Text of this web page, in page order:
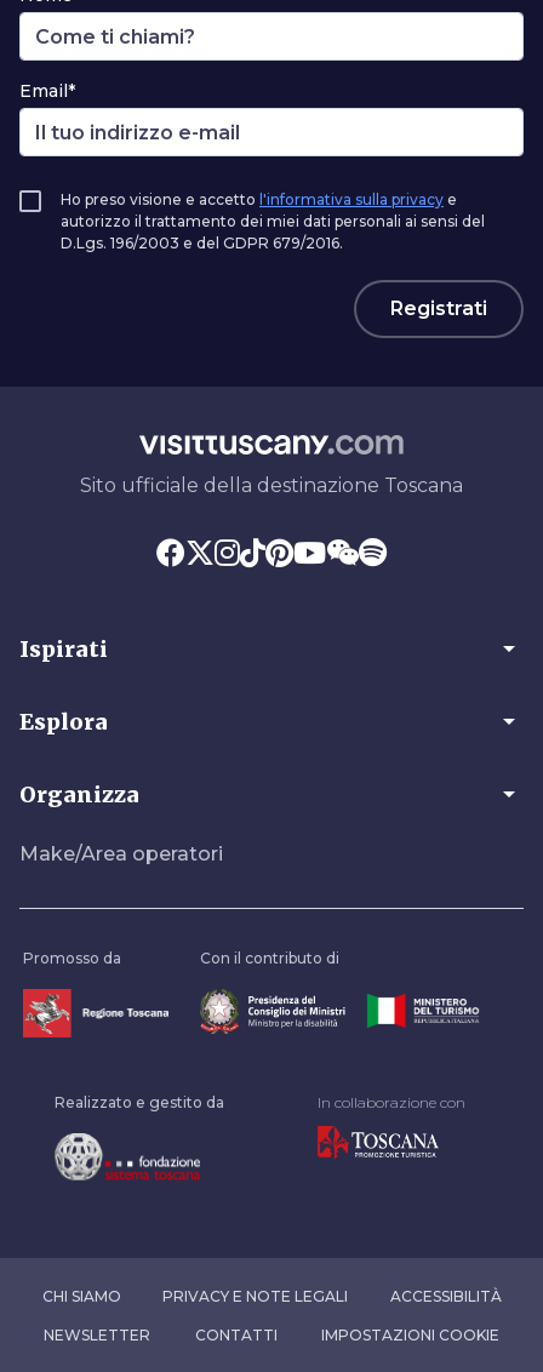
Email*
Ho preso visione e accetto l'informativa sulla privacy e
autorizzo il trattamento dei miei dati personali ai sensi del
D.Lgs. 196/2003 e del GDPR 679/2016.
Registrati
Sito ufficiale della destinazione Toscana
Ispirati arrow_drop_down
Esplora arrow_drop_down
Organizza arrow_drop_down
Make/Area operatori
Promosso da Con il contributo di
Realizzato e gestito da In collaborazione con
CHI SIAMO PRIVACY E NOTE LEGALI ACCESSIBILITÀ
NEWSLETTER CONTATTI IMPOSTAZIONI COOKIE